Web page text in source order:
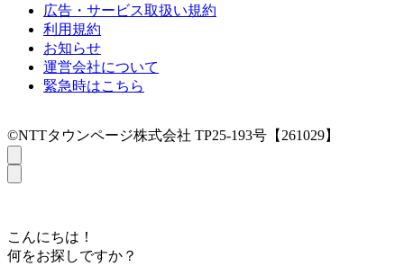
広告・サービス取扱い規約
利用規約
お知らせ
運営会社について
緊急時はこちら
©NTTタウンページ株式会社 TP25-193号【261029】
こんにちは！
何をお探しですか？